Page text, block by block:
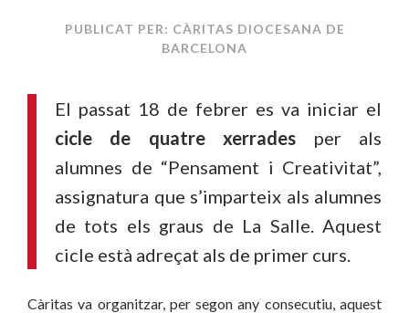
PUBLICAT PER: CÀRITAS DIOCESANA DE
BARCELONA
El passat 18 de febrer es va iniciar el
cicle de quatre xerrades per als
alumnes de “Pensament i Creativitat”,
assignatura que s’imparteix als alumnes
de tots els graus de La Salle. Aquest
cicle està adreçat als de primer curs.
Càritas va organitzar, per segon any consecutiu, aquest